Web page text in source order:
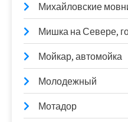
Михайловские
Мишка на Севере,
Мойкар, автомойка
Молодежный
Мотадор